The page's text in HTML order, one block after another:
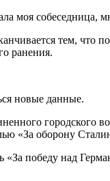
моя собеседница,
тем, что
ранения.
новые данные.
городского
«За оборону
победу над